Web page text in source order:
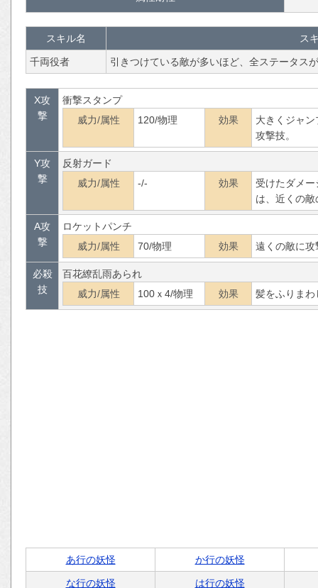
スキル名 ス
千両役者 引きつけている敵が多いほど、全ステータス
X攻
撃
衝撃スタンプ
威力/属性
120/物理 効果
大きくジャ
攻撃技。
Y攻
撃
反射ガード
威力/属性
-/- 効果
受けたダメ
は、近くの
A攻
撃
ロケットパンチ
威力/属性
70/物理 効果 遠くの敵に
必殺
技
百花繚乱雨あられ
威力/属性
100ｘ4/物理 効果 髪をふりま
あ行の妖怪 か行の妖怪
な行の妖怪 は行の妖怪